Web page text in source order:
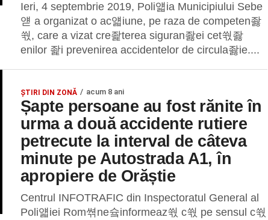
Ieri, 4 septembrie 2019, Poli얣ia Municipiului Sebe
얟 a organizat o ac얣iune, pe raza de competen좛
쒃, care a vizat cre좙terea siguran좛ei cet쒃좛
enilor 좙i prevenirea accidentelor de circula좛ie....
ȘTIRI DIN ZONĂ acum 8 ani
Șapte persoane au fost rănite în
urma a două accidente rutiere
petrecute la interval de câteva
minute pe Autostrada A1, în
apropiere de Orăștie
Centrul INFOTRAFIC din Inspectoratul General al
Poli얣iei Rom쎢ne슠informeaz쒃 c쒃 pe sensul c쒃